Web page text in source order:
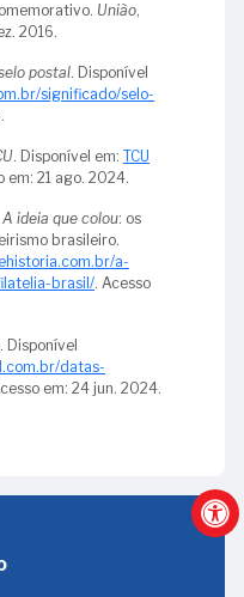
União,
2016.
postal. Disponível
significado/selo-
. Disponível em: TCU
em: 21 ago. 2024.
A ideia que colou: os
brasileiro.
a-
brasil/. Acesso
. Disponível
datas-
em: 24 jun. 2024.